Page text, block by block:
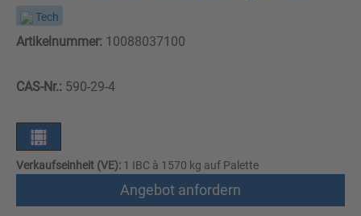
Tech
Artikelnummer: 10088037100
CAS-Nr.: 590-29-4
Verkaufseinheit (VE): 1 IBC à 1570 kg auf Palette
Angebot anfordern